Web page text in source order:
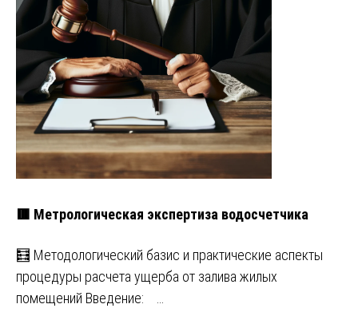
🟥 Метрологическая экспертиза водосчетчика
🧮 Методологический базис и практические аспекты
процедуры расчета ущерба от залива жилых
помещений Введение: …